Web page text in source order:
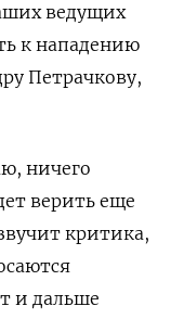
ведущих
к нападению
Петрачкову,
ничего
верить еще
критика,
и дальше